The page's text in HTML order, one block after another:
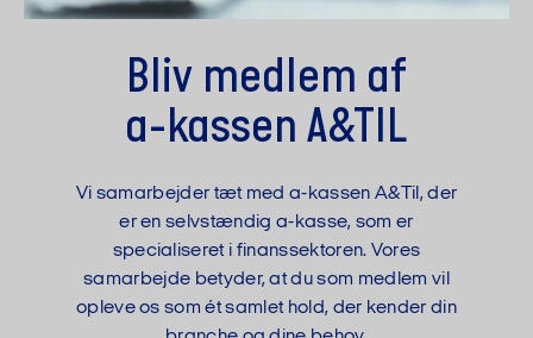
Bliv medlem af
a-kassen A&TIL
Vi samarbejder tæt med a-kassen A&Til, der
er en selvstændig a-kasse, som er
specialiseret i finanssektoren. Vores
samarbejde betyder, at du som medlem vil
opleve os som ét samlet hold, der kender din